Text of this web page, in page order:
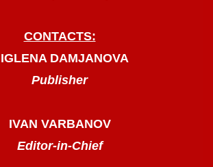
CONTACTS:
DAMJANOVA
Publisher
IVAN VARBANOV
Editor-in-Chief